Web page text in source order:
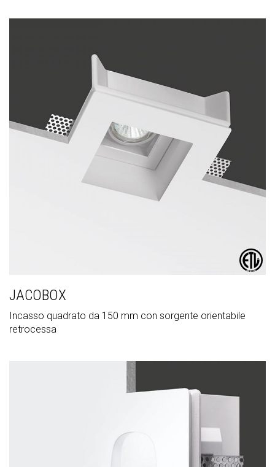
JACOBOX
Incasso quadrato da 150 mm con sorgente orientabile
retrocessa